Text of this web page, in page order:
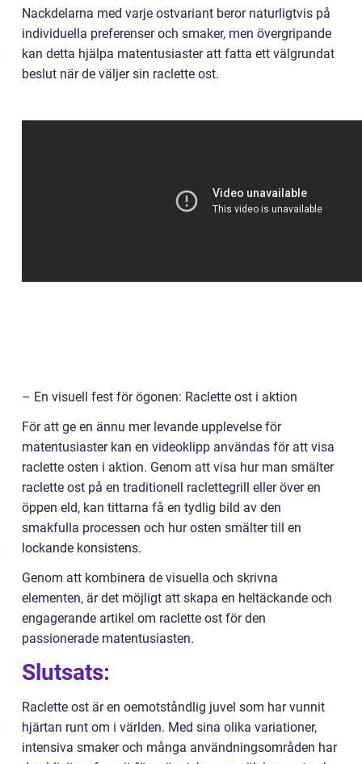
Nackdelarna med varje ostvariant beror naturligtvis på
individuella preferenser och smaker, men övergripande
kan detta hjälpa matentusiaster att fatta ett välgrundat
beslut när de väljer sin raclette ost.
– En visuell fest för ögonen: Raclette ost i aktion
För att ge en ännu mer levande upplevelse för
matentusiaster kan en videoklipp användas för att visa
raclette osten i aktion. Genom att visa hur man smälter
raclette ost på en traditionell raclettegrill eller över en
öppen eld, kan tittarna få en tydlig bild av den
smakfulla processen och hur osten smälter till en
lockande konsistens.
Genom att kombinera de visuella och skrivna
elementen, är det möjligt att skapa en heltäckande och
engagerande artikel om raclette ost för den
passionerade matentusiasten.
Slutsats:
Raclette ost är en oemotståndlig juvel som har vunnit
hjärtan runt om i världen. Med sina olika variationer,
intensiva smaker och många användningsområden har